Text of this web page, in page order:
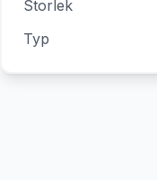
Storlek
Typ